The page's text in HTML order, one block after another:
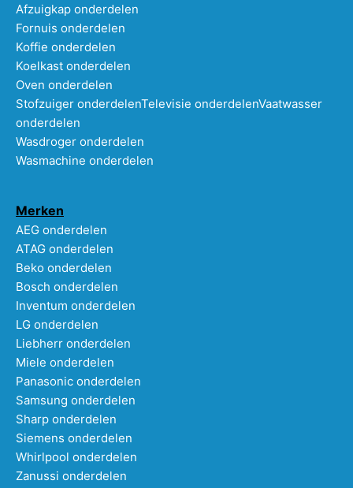
Afzuigkap onderdelen
Fornuis onderdelen
Koffie onderdelen
Koelkast onderdelen
Oven onderdelen
Stofzuiger onderdelenTelevisie onderdelenVaatwasser
onderdelen
Wasdroger onderdelen
Wasmachine onderdelen
Merken
AEG onderdelen
ATAG onderdelen
Beko onderdelen
Bosch onderdelen
Inventum onderdelen
LG onderdelen
Liebherr onderdelen
Miele onderdelen
Panasonic onderdelen
Samsung onderdelen
Sharp onderdelen
Siemens onderdelen
Whirlpool onderdelen
Zanussi onderdelen